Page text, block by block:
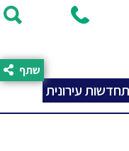
עירונית
שתף